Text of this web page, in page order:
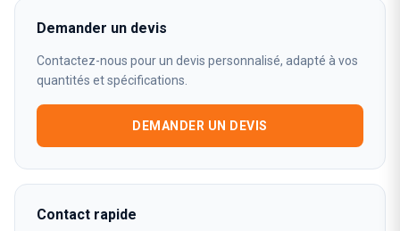
Demander un devis
Contactez-nous pour un devis personnalisé, adapté à vos
quantités et spécifications.
DEMANDER UN DEVIS
Contact rapide